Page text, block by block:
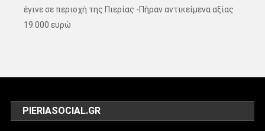
έγινε σε περιοχή της Πιερίας -Πήραν αντικείμενα αξίας
19.000 ευρώ
PIERIASOCIAL.GR